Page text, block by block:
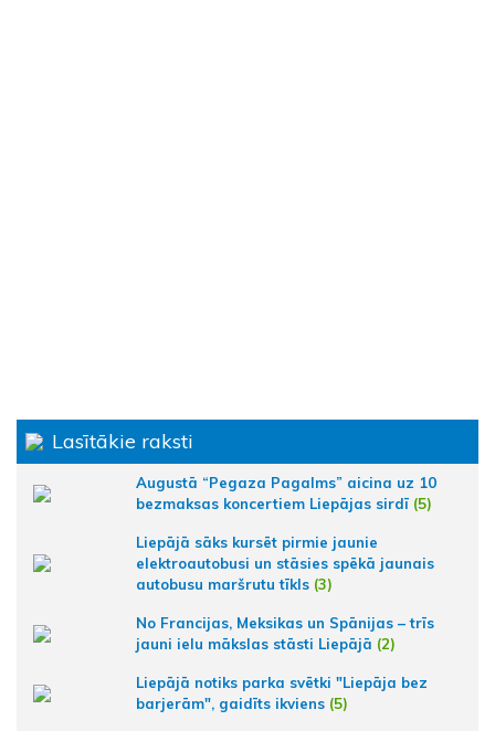
Lasītākie raksti
Augustā “Pegaza Pagalms” aicina uz 10
bezmaksas koncertiem Liepājas sirdī (5)
Liepājā sāks kursēt pirmie jaunie
elektroautobusi un stāsies spēkā jaunais
autobusu maršrutu tīkls (3)
No Francijas, Meksikas un Spānijas – trīs
jauni ielu mākslas stāsti Liepājā (2)
Liepājā notiks parka svētki "Liepāja bez
barjerām", gaidīts ikviens (5)